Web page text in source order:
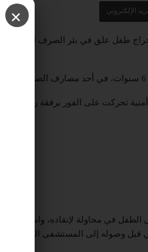
الإلكتروني
لإخراج طفل علق في بئر الصرف الصحي
تحركت على الفور برفقة رجال الحماية
الطفل في محاولة لإنقاذه، واستخدمت
قبل وصوله إلى المستشفى القريب من
✕